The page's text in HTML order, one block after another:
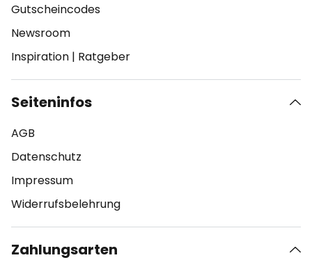
Gutscheincodes
Newsroom
Inspiration | Ratgeber
Seiteninfos
AGB
Datenschutz
Impressum
Widerrufsbelehrung
Zahlungsarten